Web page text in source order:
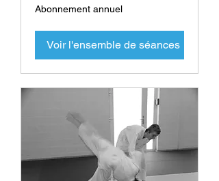
Abonnement
annuel
Abonnement annuel
Voir l'ensemble de séances